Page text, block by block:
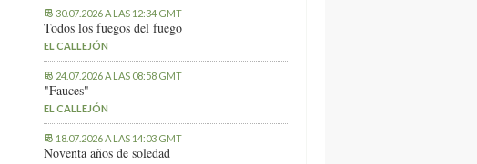
30.07.2026 A LAS 12:34 GMT
Todos los fuegos del fuego
EL CALLEJÓN
24.07.2026 A LAS 08:58 GMT
"Fauces"
EL CALLEJÓN
18.07.2026 A LAS 14:03 GMT
Noventa años de soledad